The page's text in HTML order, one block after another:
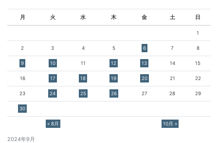
2024年9月
月 火 水 木 金 土 日
« 8月 10月 »
1
2 3 4 5 6 7 8
9 10 11 12 13 14 15
16 17 18 19 20 21 22
23 24 25 26 27 28 29
30